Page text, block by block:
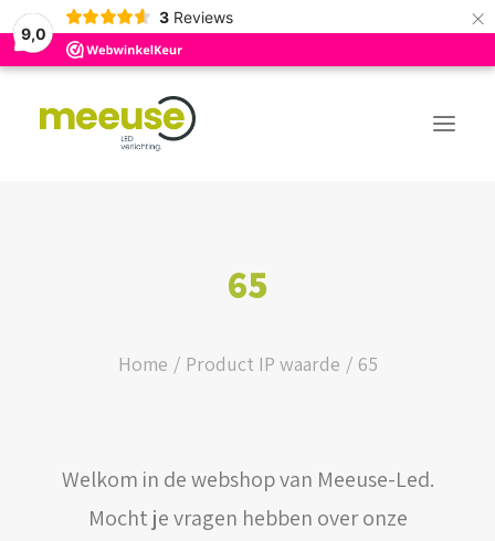
9,0
3 Reviews ×
LOGIN / REGISTER
WINKELWAGEN
65
Home Product IP waarde 65
Welkom in de webshop van Meeuse-Led.
Mocht je vragen hebben over onze